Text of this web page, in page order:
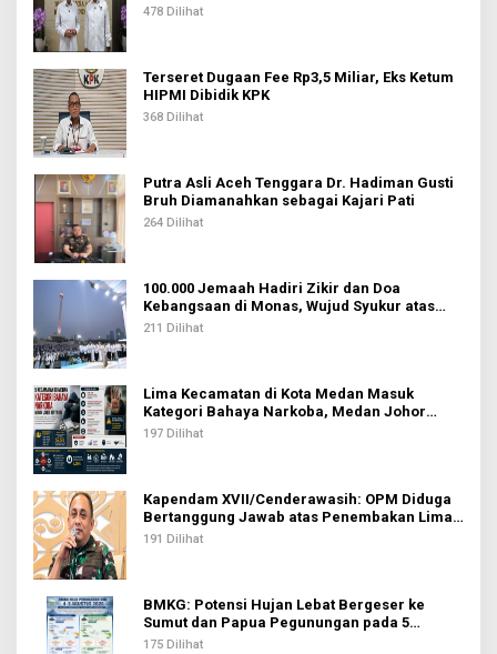
478 Dilihat
Terseret Dugaan Fee Rp3,5 Miliar, Eks Ketum
HIPMI Dibidik KPK
368 Dilihat
Putra Asli Aceh Tenggara Dr. Hadiman Gusti
Bruh Diamanahkan sebagai Kajari Pati
264 Dilihat
100.000 Jemaah Hadiri Zikir dan Doa
Kebangsaan di Monas, Wujud Syukur atas
Kemerdekaan Indonesia
211 Dilihat
Lima Kecamatan di Kota Medan Masuk
Kategori Bahaya Narkoba, Medan Johor
Tertinggi
197 Dilihat
Kapendam XVII/Cenderawasih: OPM Diduga
Bertanggung Jawab atas Penembakan Lima
Pekerja di Tolikara
191 Dilihat
BMKG: Potensi Hujan Lebat Bergeser ke
Sumut dan Papua Pegunungan pada 5
Agustus
175 Dilihat